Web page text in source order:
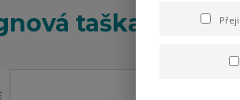
taška na víno